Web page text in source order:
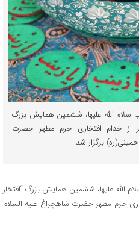
سلام الله علیها، ششمین همایش بزرگ
از خدام افتخاری حرم مطهر حضرت
برگزار شد.
الله علیها، ششمین همایش بزرگ “افتخار
حرم مطهر حضرت شاهچراغ علیه السلام